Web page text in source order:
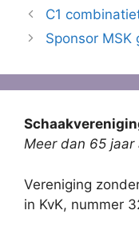
C1
Sponsor MSK
Meer dan 65
Vereniging
in KvK, nummer